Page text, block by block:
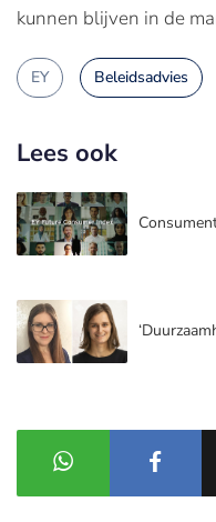
kunnen blijven in de
EY Beleidsadvies
Lees ook